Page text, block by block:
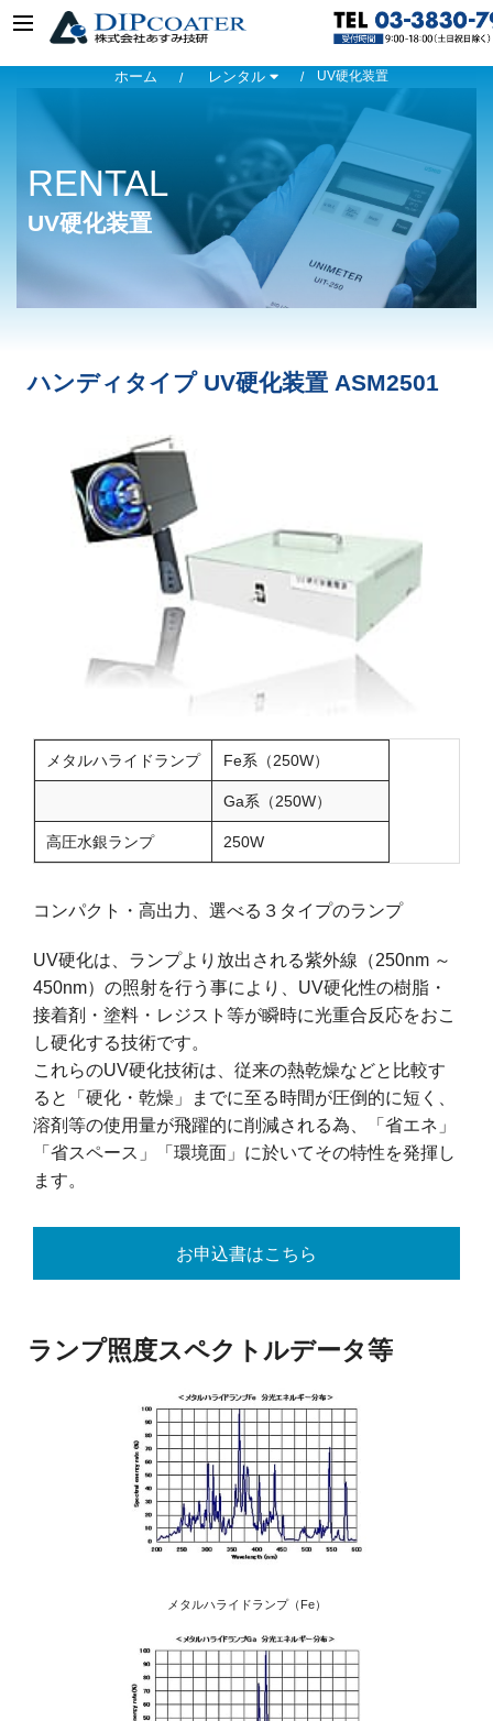
ホーム レンタル UV硬化装置
RENTAL
UV硬化装置
ハンディタイプ UV硬化装置 ASM2501
メタルハライドランプ Fe系（250W）
Ga系（250W）
高圧水銀ランプ 250W
コンパクト・高出力、選べる３タイプのランプ
UV硬化は、ランプより放出される紫外線（250nm ～
450nm）の照射を行う事により、UV硬化性の樹脂・
接着剤・塗料・レジスト等が瞬時に光重合反応をおこ
し硬化する技術です。
これらのUV硬化技術は、従来の熱乾燥などと比較す
ると「硬化・乾燥」までに至る時間が圧倒的に短く、
溶剤等の使用量が飛躍的に削減される為、「省エネ」
「省スペース」「環境面」に於いてその特性を発揮し
ます。
お申込書はこちら
ランプ照度スペクトルデータ等
メタルハライドランプ（Fe）